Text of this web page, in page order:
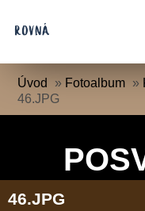
Úvod » Fotoalbum »
46.JPG
46.JPG